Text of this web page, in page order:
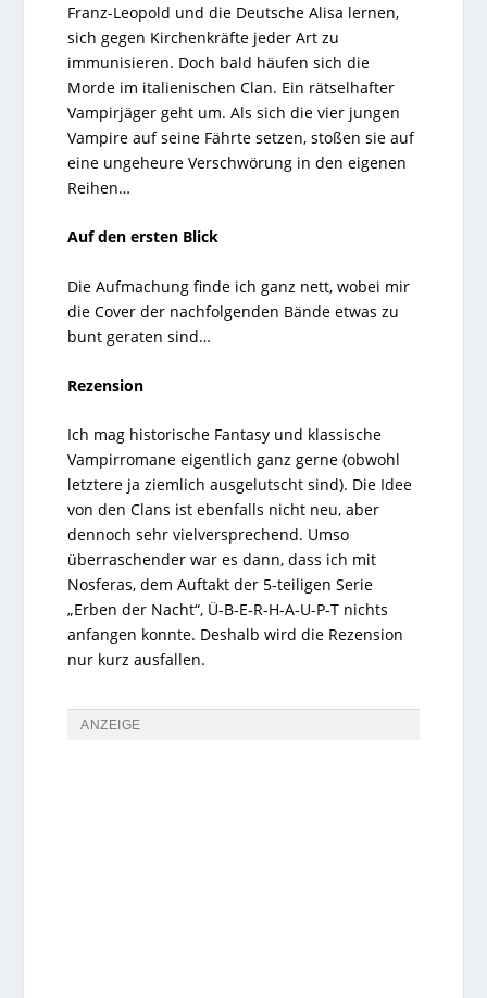
Franz-Leopold und die Deutsche Alisa lernen,
sich gegen Kirchenkräfte jeder Art zu
immunisieren. Doch bald häufen sich die
Morde im italienischen Clan. Ein rätselhafter
Vampirjäger geht um. Als sich die vier jungen
Vampire auf seine Fährte setzen, stoßen sie auf
eine ungeheure Verschwörung in den eigenen
Reihen…
Auf den ersten Blick
Die Aufmachung finde ich ganz nett, wobei mir
die Cover der nachfolgenden Bände etwas zu
bunt geraten sind…
Rezension
Ich mag historische Fantasy und klassische
Vampirromane eigentlich ganz gerne (obwohl
letztere ja ziemlich ausgelutscht sind). Die Idee
von den Clans ist ebenfalls nicht neu, aber
dennoch sehr vielversprechend. Umso
überraschender war es dann, dass ich mit
Nosferas, dem Auftakt der 5-teiligen Serie
„Erben der Nacht“, Ü-B-E-R-H-A-U-P-T nichts
anfangen konnte. Deshalb wird die Rezension
nur kurz ausfallen.
ANZEIGE